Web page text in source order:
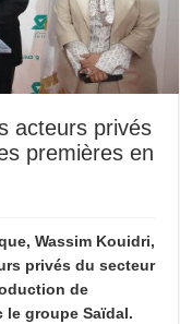
acteurs privés
premières en
Wassim Kouidri,
privés du secteur
de
le groupe Saïdal.